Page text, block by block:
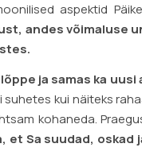
aspektid
andes võimaluse
ja samas ka uusi
kui näiteks
kohaneda.
Sa suudad, oskad